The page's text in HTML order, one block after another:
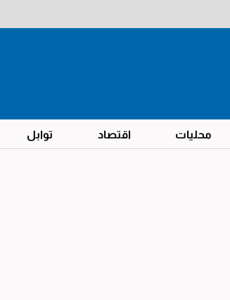
محليات اقتصاد توابل